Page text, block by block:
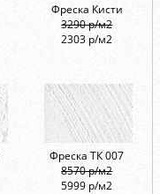
Фреска Кисти
3290 р/м2
2303 р/м2
Фреска ТК 007
8570 р/м2
5999 р/м2